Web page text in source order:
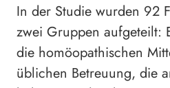
In der Studie wurden 92
zwei Gruppen aufgeteilt:
die homöopathischen
üblichen Betreuung, die